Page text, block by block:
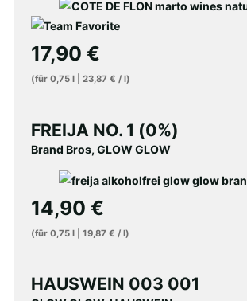
17,90 €
(für 0,75 l| 23,87 € / l)
FREIJA NO. 1 (0%)
Brand Bros, GLOW GLOW
14,90 €
(für 0,75 l| 19,87 € / l)
HAUSWEIN 003 001